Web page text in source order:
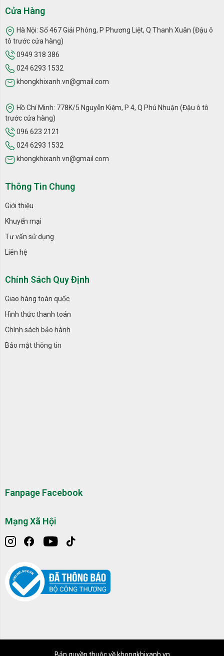
Cửa Hàng
Hà Nội: Số 467 Giải Phóng, P Phương Liệt, Q Thanh Xuân (Đậu ô
tô trước cửa hàng)
0949 318 386
024 6293 1532
khongkhixanh.vn@gmail.com
Hồ Chí Minh: 778K/5 Nguyễn Kiệm, P 4, Q Phú Nhuận (Đậu ô tô
trước cửa hàng)
096 623 2121
024 6293 1532
khongkhixanh.vn@gmail.com
Thông Tin Chung
Giới thiệu
Khuyến mại
Tư vấn sử dụng
Liên hệ
Chính Sách Quy Định
Giao hàng toàn quốc
Hình thức thanh toán
Chính sách bảo hành
Bảo mật thông tin
Fanpage Facebook
Mạng Xã Hội
Bản quyền thuộc về khongkhixanh.vn